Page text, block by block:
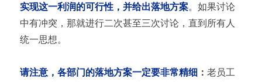
实现这一利润的可行性，并给出落地方案。如果讨论
中有冲突，那就进行二次甚至三次讨论，直到所有人
统一思想。
请注意，各部门的落地方案一定要非常精细： 老员工